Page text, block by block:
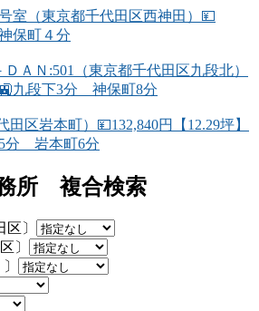
室（東京都千代田区西神田）💴
保町４分
ＡＮ:501（東京都千代田区九段北）
🚉九段下3分 神保町8分
区岩本町）💴132,840円【12.29坪】
分 岩本町6分
所 複合検索
〕
〕